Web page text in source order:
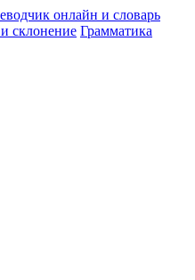
и склонение Грамматика